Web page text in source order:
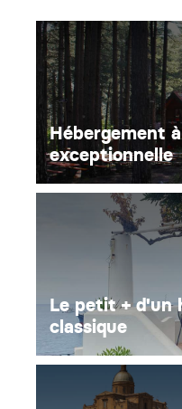
Hébergement
exceptionnelle
Le petit + d'un
classique